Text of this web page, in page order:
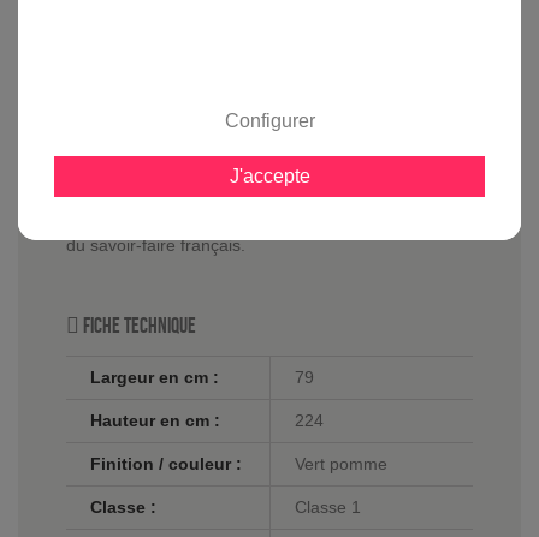
d'ampoules LED ou à économie d'énergie en
ampoules halogène de 60 watts max.
Avec les luminaires fabriqués par Roger Pradier
du savoir-faire français.
Fiche technique
Largeur en cm : 79
Hauteur en cm : 224
Finition / couleur : Vert pomme
Classe : Classe 1
Configurer
J'accepte